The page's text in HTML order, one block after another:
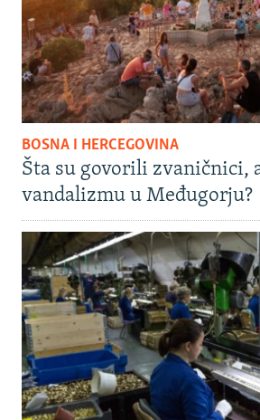
BOSNA I HERCEGOVINA
Šta su govorili zvaničnici,
vandalizmu u Međugorju?